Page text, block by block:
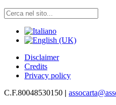
Disclaimer
Credits
Privacy policy
C.F.80048530150 |